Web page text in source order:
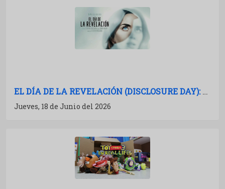
EL DÍA DE LA REVELACIÓN (DISCLOSURE DAY): CRÍTICA Y ANÁLISIS
Jueves, 18 de Junio del 2026